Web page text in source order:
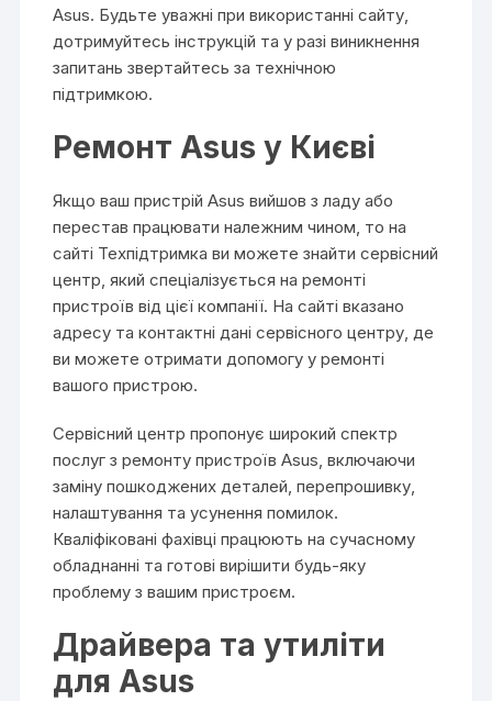
Asus. Будьте уважні при використанні сайту,
дотримуйтесь інструкцій та у разі виникнення
запитань звертайтесь за технічною
підтримкою.
Ремонт Asus у Києві
Якщо ваш пристрій Asus вийшов з ладу або
перестав працювати належним чином, то на
сайті Техпідтримка ви можете знайти сервісний
центр, який спеціалізується на ремонті
пристроїв від цієї компанії. На сайті вказано
адресу та контактні дані сервісного центру, де
ви можете отримати допомогу у ремонті
вашого пристрою.
Сервісний центр пропонує широкий спектр
послуг з ремонту пристроїв Asus, включаючи
заміну пошкоджених деталей, перепрошивку,
налаштування та усунення помилок.
Кваліфіковані фахівці працюють на сучасному
обладнанні та готові вирішити будь-яку
проблему з вашим пристроєм.
Драйвера та утиліти
для Asus